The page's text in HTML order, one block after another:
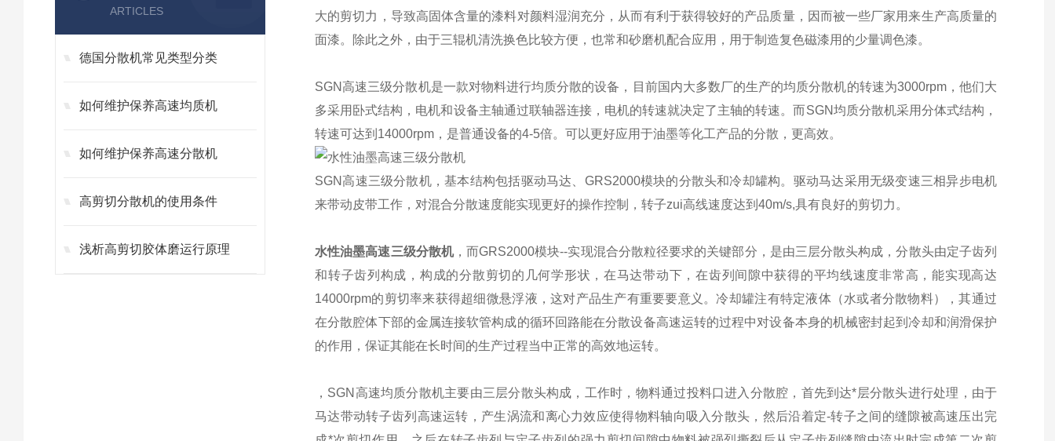
ARTICLES
德国分散机常见类型分类
如何维护保养高速均质机
如何维护保养高速分散机
高剪切分散机的使用条件
浅析高剪切胶体磨运行原理
大的剪切力，导致高固体含量的漆料对颜料湿润充分，从而有利于获得较好的产品质量，因而被一些厂家用来生产高质量的
面漆。除此之外，由于三辊机清洗换色比较方便，也常和砂磨机配合应用，用于制造复色磁漆用的少量调色漆。
SGN高速三级分散机是一款对物料进行均质分散的设备，目前国内大多数厂的生产的均质分散机的转速为3000rpm，他们大
多采用卧式结构，电机和设备主轴通过联轴器连接，电机的转速就决定了主轴的转速。而SGN均质分散机采用分体式结构，
转速可达到14000rpm，是普通设备的4-5倍。可以更好应用于油墨等化工产品的分散，更高效。
SGN高速三级分散机，基本结构包括驱动马达、GRS2000模块的分散头和冷却罐构。驱动马达采用无级变速三相异步电机
来带动皮带工作，对混合分散速度能实现更好的操作控制，转子zui高线速度达到40m/s,具有良好的剪切力。
水性油墨高速三级分散机，而GRS2000模块--实现混合分散粒径要求的关键部分，是由三层分散头构成，分散头由定子齿列
和转子齿列构成，构成的分散剪切的几何学形状，在马达带动下，在齿列间隙中获得的平均线速度非常高，能实现高达
14000rpm的剪切率来获得超细微悬浮液，这对产品生产有重要要意义。冷却罐注有特定液体（水或者分散物料），其通过
在分散腔体下部的金属连接软管构成的循环回路能在分散设备高速运转的过程中对设备本身的机械密封起到冷却和润滑保护
的作用，保证其能在长时间的生产过程当中正常的高效地运转。
， SGN高速均质分散机主要由三层分散头构成，工作时，物料通过投料口进入分散腔，首先到达*层分散头进行处理，由于
马达带动转子齿列高速运转，产生涡流和离心力效应使得物料轴向吸入分散头，然后沿着定-转子之间的缝隙被高速压出完